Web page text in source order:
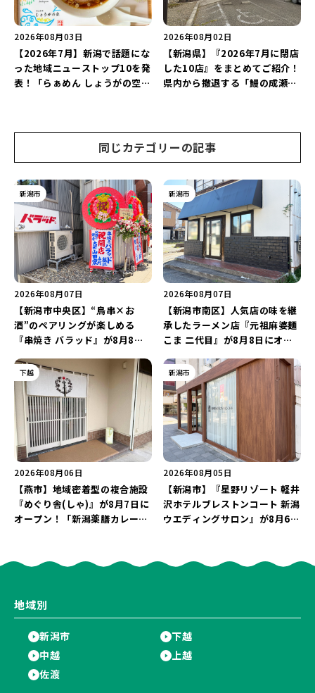
2026年08月03日
【2026年7月】新潟で話題にな
った地域ニューストップ10を発
表！「らぁめん しょうがの空」
2026年08月02日
【新潟県】『2026年7月に閉店
した10店』をまとめてご紹介！
県内から撤退する「鰻の成瀬」
同じカテゴリーの記事
新潟市
2026年08月07日
【新潟市中央区】“鳥串×お
酒”のペアリングが楽しめる
『串焼き バラッド』が8月8日
インアップ♪
新潟市
2026年08月07日
【新潟市南区】人気店の味を継
承したラーメン店『元祖麻婆麺
こま 二代目』が8月8日にオー
た「麻婆麺」を復刻♪
下越
2026年08月06日
【燕市】地域密着型の複合施設
『めぐり舎(しゃ)』が8月7日に
オープン！「新潟薬膳カレー
う♪
新潟市
2026年08月05日
【新潟市】『星野リゾート 軽井
沢ホテルブレストンコート 新潟
ウエディングサロン』が8月6日
地域別
新潟市
下越
中越
上越
佐渡